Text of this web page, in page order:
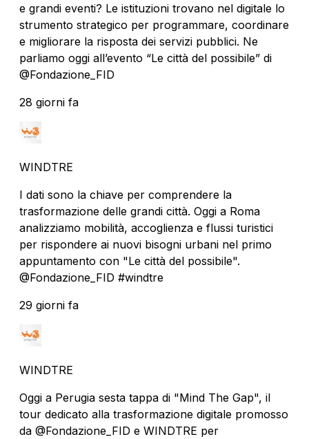
e grandi eventi? Le istituzioni trovano nel digitale lo
strumento strategico per programmare, coordinare
e migliorare la risposta dei servizi pubblici. Ne
parliamo oggi all’evento “Le città del possibile” di
@Fondazione_FID
28 giorni fa
WINDTRE
I dati sono la chiave per comprendere la
trasformazione delle grandi città. Oggi a Roma
analizziamo mobilità, accoglienza e flussi turistici
per rispondere ai nuovi bisogni urbani nel primo
appuntamento con "Le città del possibile".
@Fondazione_FID #windtre
29 giorni fa
WINDTRE
Oggi a Perugia sesta tappa di "Mind The Gap", il
tour dedicato alla trasformazione digitale promosso
da @Fondazione_FID e WINDTRE per